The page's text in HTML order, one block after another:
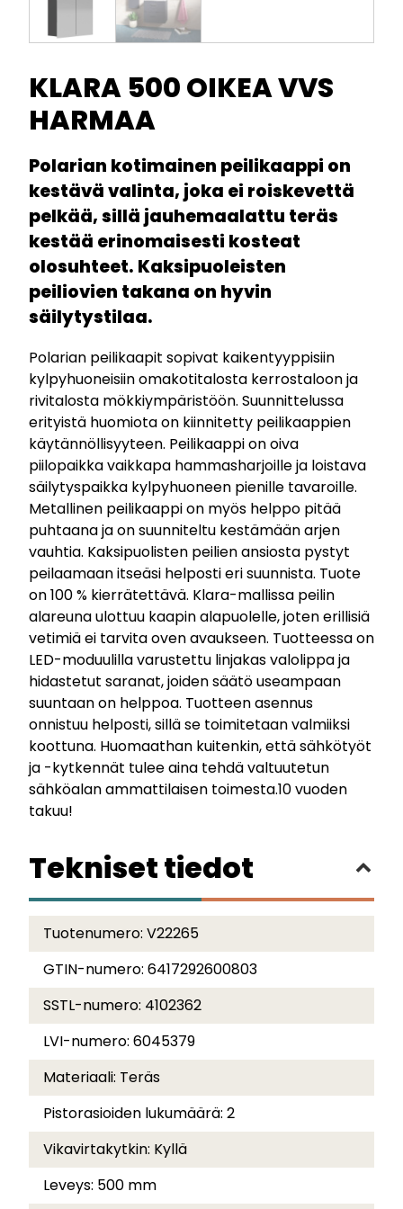
KLARA 500 OIKEA VVS
HARMAA
Polarian kotimainen peilikaappi on
kestävä valinta, joka ei roiskevettä
pelkää, sillä jauhemaalattu teräs
kestää erinomaisesti kosteat
olosuhteet. Kaksipuoleisten
peiliovien takana on hyvin
säilytystilaa.
Polarian peilikaapit sopivat kaikentyyppisiin
kylpyhuoneisiin omakotitalosta kerrostaloon ja
rivitalosta mökkiympäristöön. Suunnittelussa
erityistä huomiota on kiinnitetty peilikaappien
käytännöllisyyteen. Peilikaappi on oiva
piilopaikka vaikkapa hammasharjoille ja loistava
säilytyspaikka kylpyhuoneen pienille tavaroille.
Metallinen peilikaappi on myös helppo pitää
puhtaana ja on suunniteltu kestämään arjen
vauhtia. Kaksipuolisten peilien ansiosta pystyt
peilaamaan itseäsi helposti eri suunnista. Tuote
on 100 % kierrätettävä. Klara-mallissa peilin
alareuna ulottuu kaapin alapuolelle, joten erillisiä
vetimiä ei tarvita oven avaukseen. Tuotteessa on
LED-moduulilla varustettu linjakas valolippa ja
hidastetut saranat, joiden säätö useampaan
suuntaan on helppoa. Tuotteen asennus
onnistuu helposti, sillä se toimitetaan valmiiksi
koottuna. Huomaathan kuitenkin, että sähkötyöt
ja -kytkennät tulee aina tehdä valtuutetun
sähköalan ammattilaisen toimesta.10 vuoden
takuu!
Tekniset tiedot
Tuotenumero: V22265
GTIN-numero: 6417292600803
SSTL-numero: 4102362
LVI-numero: 6045379
Materiaali: Teräs
Pistorasioiden lukumäärä: 2
Vikavirtakytkin: Kyllä
Leveys: 500 mm